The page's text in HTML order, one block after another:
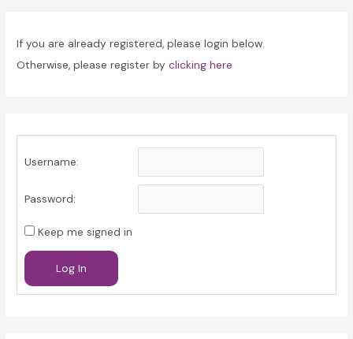
If you are already registered, please login below.
Otherwise, please register byclicking here
Username:
Password:
Keep me signed in
Log In